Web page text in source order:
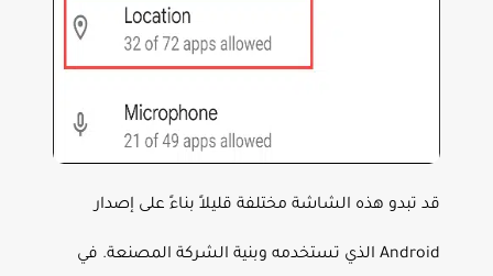
قد تبدو هذه الشاشة مختلفة قليلاً بناءً على إصدار
Android الذي تستخدمه وبنية الشركة المصنعة. في